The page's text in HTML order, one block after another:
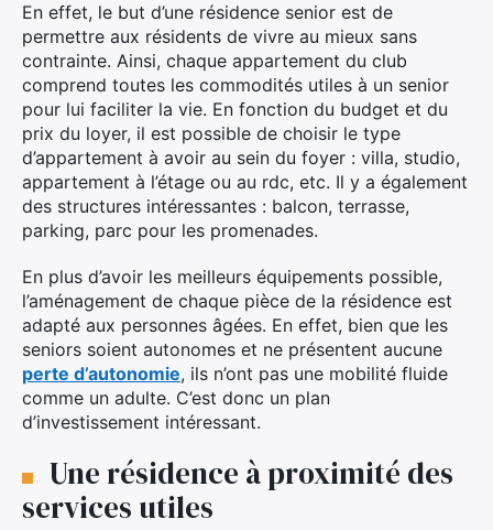
En effet, le but d’une résidence senior est de
permettre aux résidents de vivre au mieux sans
contrainte. Ainsi, chaque appartement du club
comprend toutes les commodités utiles à un senior
pour lui faciliter la vie. En fonction du budget et du
prix du loyer, il est possible de choisir le type
d’appartement à avoir au sein du foyer : villa, studio,
appartement à l’étage ou au rdc, etc. Il y a également
des structures intéressantes : balcon, terrasse,
parking, parc pour les promenades.
En plus d’avoir les meilleurs équipements possible,
l’aménagement de chaque pièce de la résidence est
adapté aux personnes âgées. En effet, bien que les
seniors soient autonomes et ne présentent aucune
perte d’autonomie, ils n’ont pas une mobilité fluide
comme un adulte. C’est donc un plan
d’investissement intéressant.
Une résidence à proximité des
services utiles